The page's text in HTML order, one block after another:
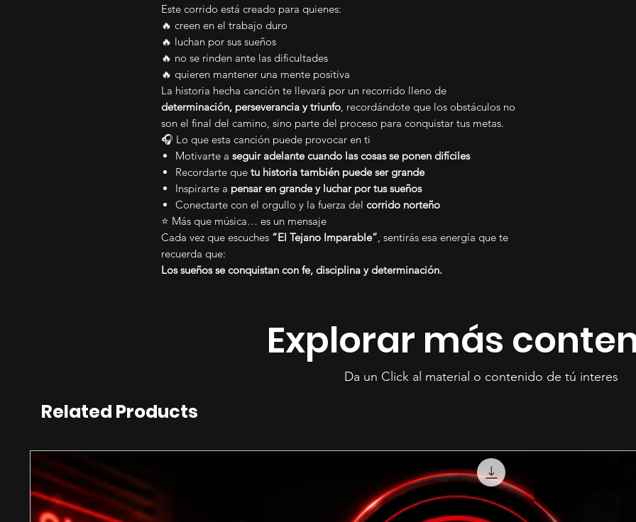
Este corrido está creado para quienes:
🔥 creen en el trabajo duro
🔥 luchan por sus sueños
🔥 no se rinden ante las dificultades
🔥 quieren mantener una mente positiva
La historia hecha canción te llevará por un recorrido lleno de
determinación, perseverancia y triunfo, recordándote que los obstáculos no
son el final del camino, sino parte del proceso para conquistar tus metas.
🎧 Lo que esta canción puede provocar en ti
Motivarte a seguir adelante cuando las cosas se ponen difíciles
Recordarte que tu historia también puede ser grande
Inspirarte a pensar en grande y luchar por tus sueños
Conectarte con el orgullo y la fuerza del corrido norteño
⭐ Más que música… es un mensaje
Cada vez que escuches “El Tejano Imparable”, sentirás esa energía que te
recuerda que:
Los sueños se conquistan con fe, disciplina y determinación.
Explorar más
Da un Click al material o contenido de tú interes
Related Products